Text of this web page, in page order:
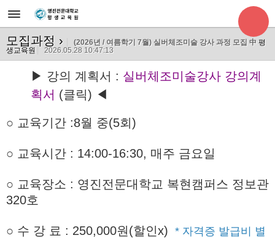
모집과정 › (2026년 / 여름학기 7월) 실버체조미술 강사 과정 모집 中 평
생교육원
2026.05.28 10:47:13
▶ 강의 계획서 : 실버체조미술강사 강의계
획서 (클릭) ◀
○ 교육기간 :8월 중(5회)
○ 교육시간 : 14:00-16:30, 매주 금요일
○ 교육장소 : 영진전문대학교 복현캠퍼스 정보관
320호
○ 수 강 료 : 250,000원(할인x) * 자격증 발급비 별